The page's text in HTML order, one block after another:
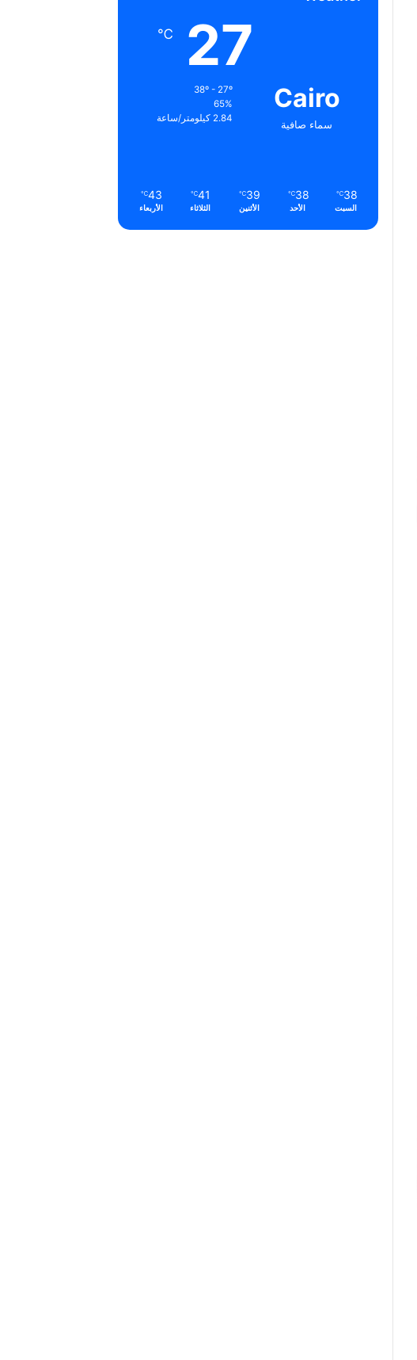
Cairo
سماء صافية
27
℃
38º - 27º
65%
2.84 كيلومتر/ساعة
38
℃
السبت
38
℃
الأحد
39
℃
الأثنين
41
℃
الثلاثاء
43
℃
الأربعاء